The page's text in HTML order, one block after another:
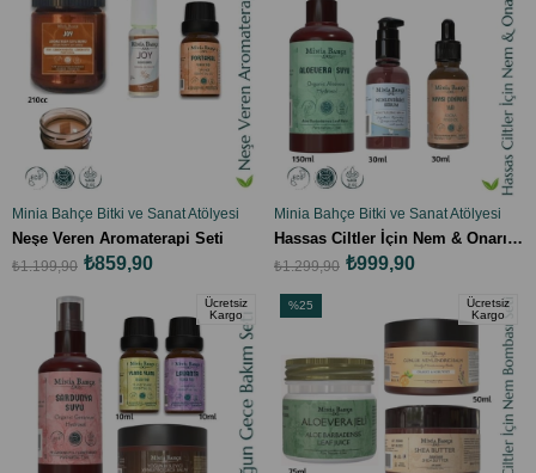
SEPETE EKLE
%28İndirim
Minia Bahçe Bitki ve Sanat Atölyesi
Neşe Veren Aromaterapi Seti
₺859,90
₺1.199,90
SEPETE EKLE
Minia Bahçe Bitki ve Sanat Atölyesi
Hassas Ciltler İçin Nem & Onarım Seti
₺999,90
₺1.299,90
Ücretsiz
Kargo
%25
Ücretsiz
Kargo